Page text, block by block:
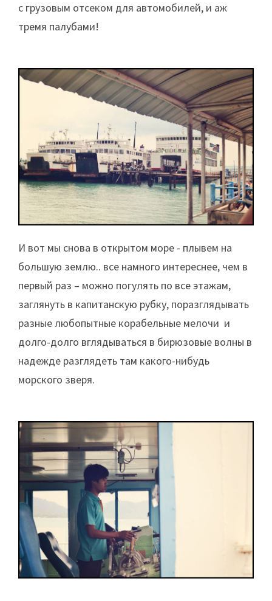
с грузовым отсеком для автомобилей, и аж
тремя палубами!
И вот мы снова в открытом море - плывем на
большую землю.. все намного интереснее, чем в
первый раз – можно погулять по все этажам,
заглянуть в капитанскую рубку, поразглядывать
разные любопытные корабельные мелочи и
долго-долго вглядываться в бирюзовые волны в
надежде разглядеть там какого-нибудь
морского зверя.